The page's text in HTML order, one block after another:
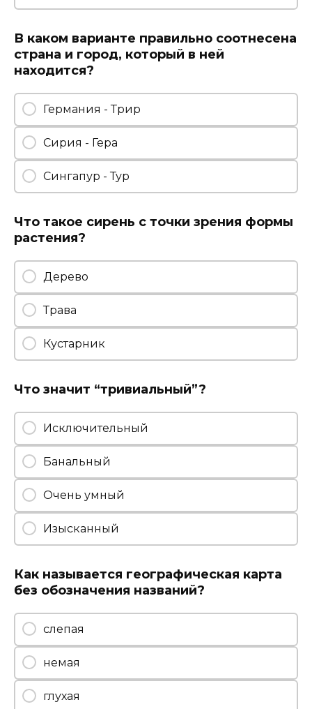
В каком варианте правильно соотнесена
страна и город, который в ней
находится?
Германия - Трир
Сирия - Гера
Сингапур - Тур
Что такое сирень с точки зрения формы
растения?
Дерево
Трава
Кустарник
Что значит “тривиальный”?
Исключительный
Банальный
Очень умный
Изысканный
Как называется географическая карта
без обозначения названий?
слепая
немая
глухая